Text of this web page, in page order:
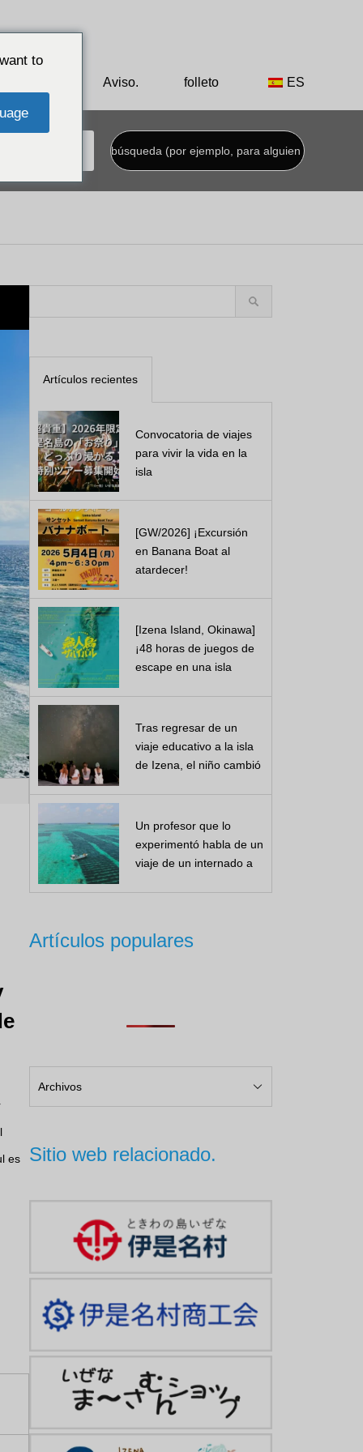
Shoen de la dinastía Ryukyu.
Aviso. folleto ES
es
Artículos recientes
Convocatoria de viajes
para vivir la vida en la
isla
[GW/2026] ¡Excursión
en Banana Boat al
atardecer!
[Izena Island, Okinawa]
¡48 horas de juegos de
escape en una isla
Tras regresar de un
viaje educativo a la isla
de Izena, el niño cambió
Un profesor que lo
experimentó habla de un
viaje de un internado a
Artículos populares
Sitio web relacionado.
to